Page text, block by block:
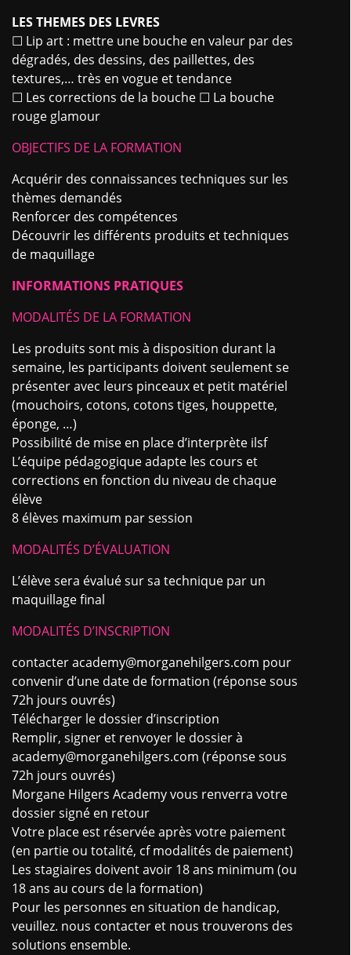
LES THEMES DES LEVRES
☐ Lip art : mettre une bouche en valeur par des
dégradés, des dessins, des paillettes, des
textures,… très en vogue et tendance
☐ Les corrections de la bouche ☐ La bouche
rouge glamour
OBJECTIFS DE LA FORMATION
Acquérir des connaissances techniques sur les
thèmes demandés
Renforcer des compétences
Découvrir les différents produits et techniques
de maquillage
INFORMATIONS PRATIQUES
MODALITÉS DE LA FORMATION
Les produits sont mis à disposition durant la
semaine, les participants doivent seulement se
présenter avec leurs pinceaux et petit matériel
(mouchoirs, cotons, cotons tiges, houppette,
éponge, …)
Possibilité de mise en place d’interprète ilsf
L’équipe pédagogique adapte les cours et
corrections en fonction du niveau de chaque
élève
8 élèves maximum par session
MODALITÉS D’ÉVALUATION
L’élève sera évalué sur sa technique par un
maquillage final
MODALITÉS D’INSCRIPTION
contacter academy@morganehilgers.com pour
convenir d’une date de formation (réponse sous
72h jours ouvrés)
Télécharger le dossier d’inscription
Remplir, signer et renvoyer le dossier à
academy@morganehilgers.com (réponse sous
72h jours ouvrés)
Morgane Hilgers Academy vous renverra votre
dossier signé en retour
Votre place est réservée après votre paiement
(en partie ou totalité, cf modalités de paiement)
Les stagiaires doivent avoir 18 ans minimum (ou
18 ans au cours de la formation)
Pour les personnes en situation de handicap,
veuillez. nous contacter et nous trouverons des
solutions ensemble.